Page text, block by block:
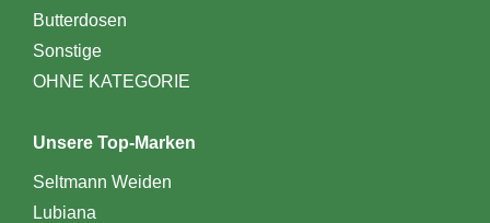
Butterdosen
Sonstige
OHNE KATEGORIE
Unsere Top-Marken
Seltmann Weiden
Lubiana